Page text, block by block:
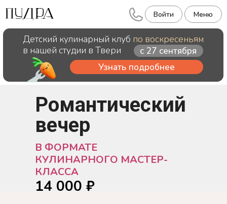
Войти Меню
Детский кулинарный клубпо воскресеньям
в нашей студии в Твери
с 27 сентября
Узнать подробнее
Романтический
вечер
В ФОРМАТЕ
КУЛИНАРНОГО МАСТЕР-
КЛАССА
14 000 ₽